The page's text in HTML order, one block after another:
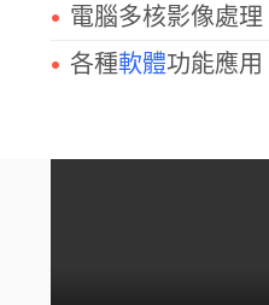
電腦多核影像處理
各種軟體功能應用